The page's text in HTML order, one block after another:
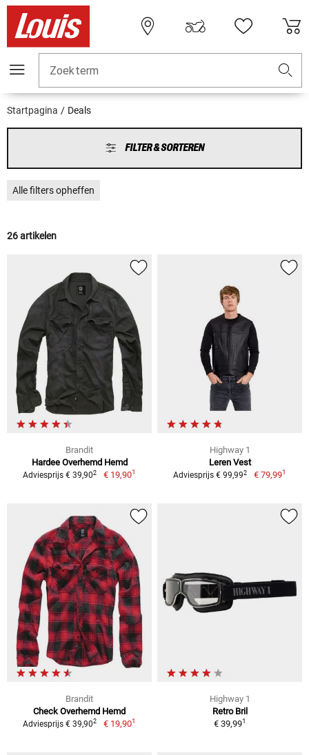
Zoekterm
Startpagina Deals
FILTER & SORTEREN
Alle filters opheffen
26 artikelen
Brandit
Hardee Overhemd Hemd
Adviesprijs € 39,902 € 19,901
Highway 1
Leren Vest
Adviesprijs € 99,992 € 79,991
Brandit
Check Overhemd Hemd
Adviesprijs € 39,902 € 19,901
Highway 1
Retro Bril
€ 39,991